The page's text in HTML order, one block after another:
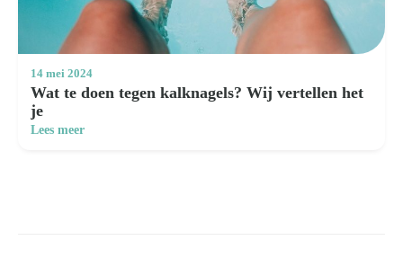
14 mei 2024
Wat te doen tegen kalknagels? Wij vertellen het
je
Lees meer